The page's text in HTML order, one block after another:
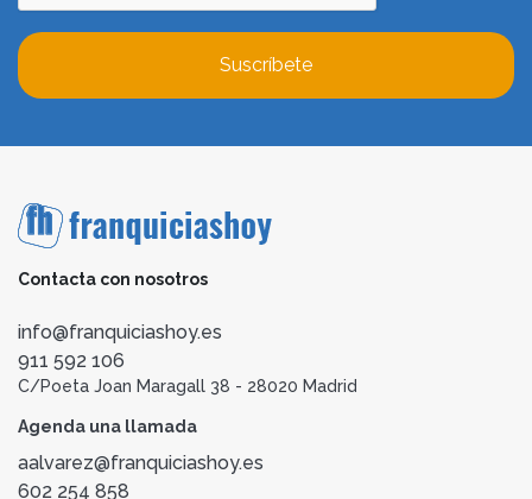
Suscríbete
Contacta con nosotros
info@franquiciashoy.es
911 592 106
C/Poeta Joan Maragall 38 - 28020 Madrid
Agenda una llamada
aalvarez@franquiciashoy.es
602 254 858